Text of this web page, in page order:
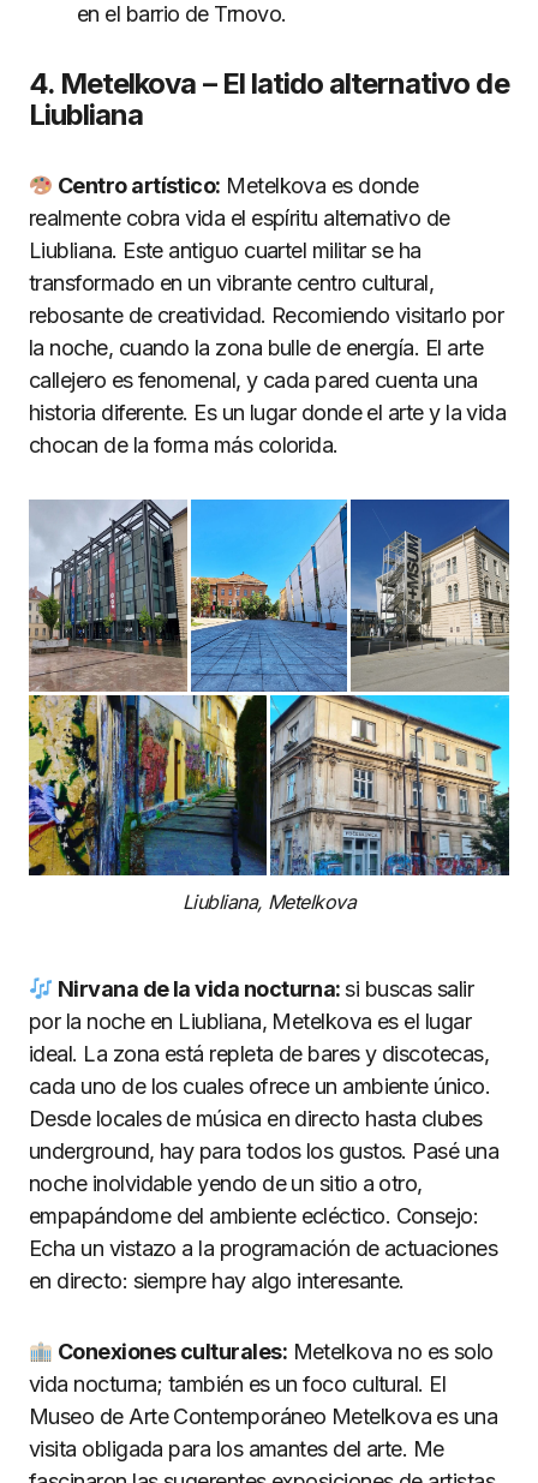
en el barrio de Trnovo.
4. Metelkova – El latido alternativo de
Liubliana
Centro artístico: Metelkova es donde
realmente cobra vida el espíritu alternativo de
Liubliana. Este antiguo cuartel militar se ha
transformado en un vibrante centro cultural,
rebosante de creatividad. Recomiendo visitarlo por
la noche, cuando la zona bulle de energía. El arte
callejero es fenomenal, y cada pared cuenta una
historia diferente. Es un lugar donde el arte y la vida
chocan de la forma más colorida.
Liubliana, Metelkova
Nirvana de la vida nocturna:si buscas salir
por la noche en Liubliana, Metelkova es el lugar
ideal. La zona está repleta de bares y discotecas,
cada uno de los cuales ofrece un ambiente único.
Desde locales de música en directo hasta clubes
underground, hay para todos los gustos. Pasé una
noche inolvidable yendo de un sitio a otro,
empapándome del ambiente ecléctico. Consejo:
Echa un vistazo a la programación de actuaciones
en directo: siempre hay algo interesante.
Conexiones culturales: Metelkova no es solo
vida nocturna; también es un foco cultural. El
Museo de Arte Contemporáneo Metelkova es una
visita obligada para los amantes del arte. Me